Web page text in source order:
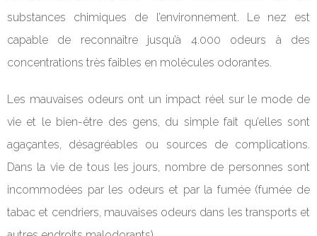
substances chimiques de l’environnement. Le nez est
capable de reconnaître jusqu’à 4.000 odeurs à des
concentrations très faibles en molécules odorantes.
Les mauvaises odeurs ont un impact réel sur le mode de
vie et le bien-être des gens, du simple fait qu’elles sont
agaçantes, désagréables ou sources de complications.
Dans la vie de tous les jours, nombre de personnes sont
incommodées par les odeurs et par la fumée (fumée de
tabac et cendriers, mauvaises odeurs dans les transports et